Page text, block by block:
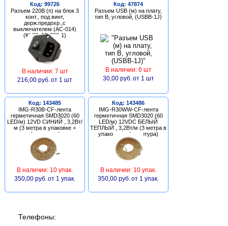
Код: 99726
Разъем 220В (п) на блок 3
конт., под винт,
держ.предохр.,с
выключателем (AC-014)
(KLS1-AS-303-1)
В наличии: 7 шт
216,00 руб. от 1 шт
Код: 47874
Разъем USB (м) на плату,
тип В, угловой, (USBB-1J)
В наличии: 6 шт
30,00 руб. от 1 шт
Код: 143485
IMG-R30B-CF-лента
герметичная SMD3020 (60
LED/м) 12VD СИНИЙ , 3,2Вт/
м (3 метра в упаковке +
фурнитура)
В наличии: 10 упак.
350,00 руб. от 1 упак.
Код: 143486
IMG-R30WW-CF-лента
герметичная SMD3020 (60
LED/м) 12VDC БЕЛЫЙ
ТЕПЛЫЙ , 3,2Вт/м (3 метра в
упаковке + фурнитура)
В наличии: 10 упак.
350,00 руб. от 1 упак.
Телефоны: